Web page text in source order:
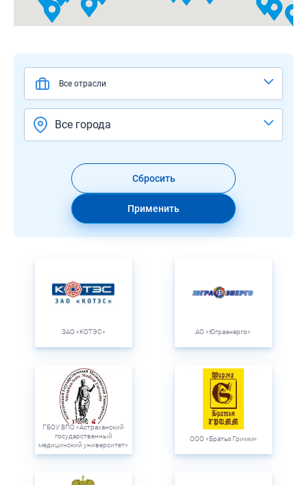
Все отрасли
Все города
Сбросить
Применить
ЗАО «КОТЭС» АО «Юграэнерго»
ГБОУ ВПО «Астраханский
государственный
медицинский университет»
ООО «Братья Гримм»